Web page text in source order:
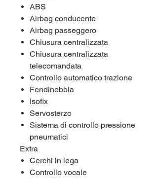
ABS
Airbag conducente
Airbag passeggero
Chiusura centralizzata
Chiusura centralizzata
telecomandata
Controllo automatico trazione
Fendinebbia
Isofix
Servosterzo
Sistema di controllo pressione
pneumatici
Extra
Cerchi in lega
Controllo vocale